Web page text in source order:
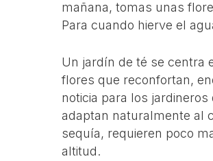
mañana, tomas unas
Para cuando hierve el
Un jardín de té se centra
flores que reconfortan,
noticia para los
adaptan naturalmente al
sequía, requieren poco
altitud.